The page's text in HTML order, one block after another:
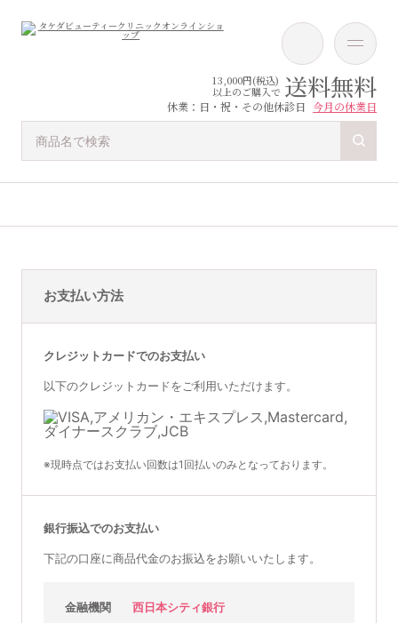
13,000円(税込)
以上のご購入で 送料無料
休業：日・祝・その他休診日 今月の休業日
お支払い方法
クレジットカードでのお支払い
以下のクレジットカードをご利用いただけます。
※現時点ではお支払い回数は1回払いのみとなっております。
銀行振込でのお支払い
下記の口座に商品代金のお振込をお願いいたします。
金融機関 西日本シティ銀行